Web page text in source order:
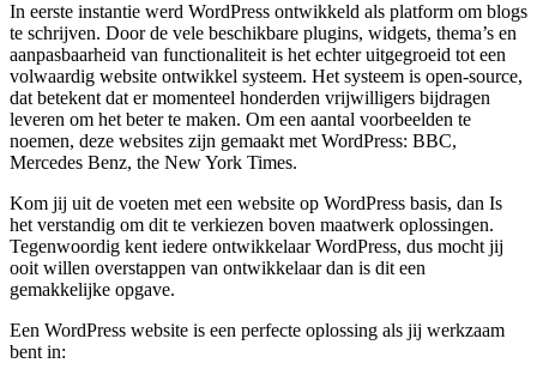
In eerste instantie werd WordPress ontwikkeld als platform om blogs
te schrijven. Door de vele beschikbare plugins, widgets, thema’s en
aanpasbaarheid van functionaliteit is het echter uitgegroeid tot een
volwaardig website ontwikkel systeem. Het systeem is open-source,
dat betekent dat er momenteel honderden vrijwilligers bijdragen
leveren om het beter te maken. Om een aantal voorbeelden te
noemen, deze websites zijn gemaakt met WordPress: BBC,
Mercedes Benz, the New York Times.
Kom jij uit de voeten met een website op WordPress basis, dan Is
het verstandig om dit te verkiezen boven maatwerk oplossingen.
Tegenwoordig kent iedere ontwikkelaar WordPress, dus mocht jij
ooit willen overstappen van ontwikkelaar dan is dit een
gemakkelijke opgave.
Een WordPress website is een perfecte oplossing als jij werkzaam
bent in: